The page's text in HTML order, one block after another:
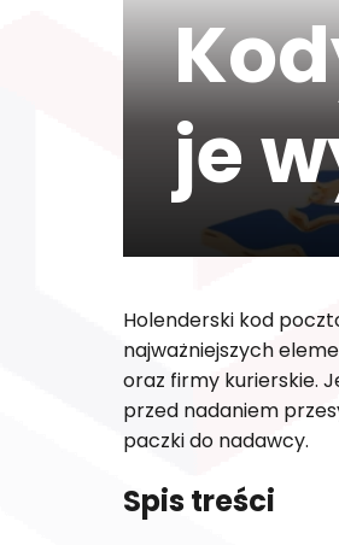
je
Holenderski kod
najważniejszych
oraz firmy kurierskie.
przed nadaniem
paczki do nadawcy.
Spis treści